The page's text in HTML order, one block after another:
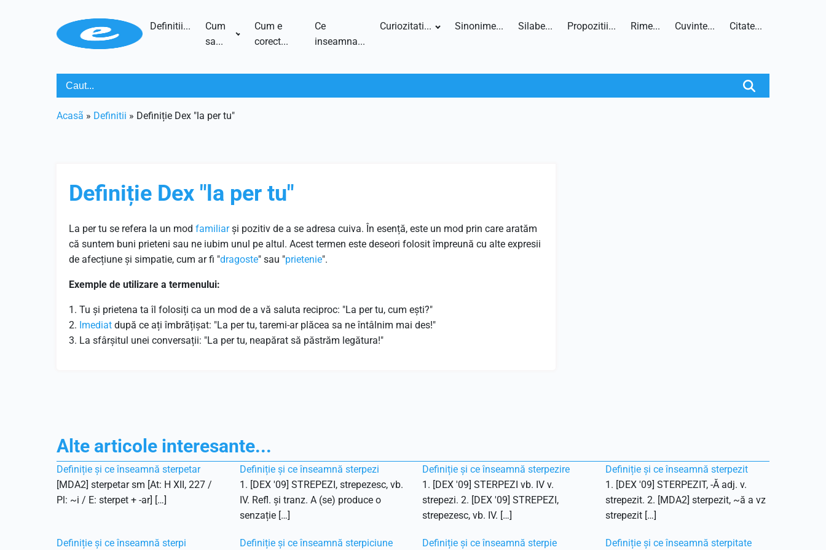
Definitii...
Cum
sa...
Cum e
corect...
Ce
inseamna...
Curiozitati... Sinonime... Silabe... Propozitii... Rime... Cuvinte... Citate...
Acasã » Definitii » Definiție Dex "la per tu"
Definiție Dex "la per tu"
La per tu se refera la un mod familiarși pozitiv de a se adresa cuiva. În esență, este un mod prin care aratăm
că suntem buni prieteni sau ne iubim unul pe altul. Acest termen este deseori folosit împreună cu alte expresii
de afecțiune și simpatie, cum ar fi "dragoste" sau "prietenie".
Exemple de utilizare a termenului:
1. Tu și prietena ta îl folosiți ca un mod de a vă saluta reciproc: "La per tu, cum ești?"
2. Imediat după ce ați îmbrățișat: "La per tu, taremi-ar plăcea sa ne întâlnim mai des!"
3. La sfârșitul unei conversații: "La per tu, neapărat să păstrăm legătura!"
Alte articole interesante...
Definiție și ce înseamnă sterpetar
[MDA2] sterpetar sm [At: H XII, 227 /
Pl: ~i / E: sterpet + -ar] […]
Definiție și ce înseamnă sterpezi
1. [DEX '09] STREPEZI, strepezesc, vb.
IV. Refl. și tranz. A (se) produce o
senzație […]
Definiție și ce înseamnă sterpezire
1. [DEX '09] STERPEZI vb. IV v.
strepezi. 2. [DEX '09] STREPEZI,
strepezesc, vb. IV. […]
Definiție și ce înseamnă sterpezit
1. [DEX '09] STERPEZIT, -Ă adj. v.
strepezit. 2. [MDA2] sterpezit, ~ă a vz
strepezit […]
Definiție și ce înseamnă sterpi Definiție și ce înseamnă sterpiciune Definiție și ce înseamnă sterpie Definiție și ce înseamnă sterpitate